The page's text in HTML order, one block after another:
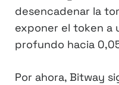
desencadenar la
exponer el token a
profundo hacia
Por ahora, Bitway